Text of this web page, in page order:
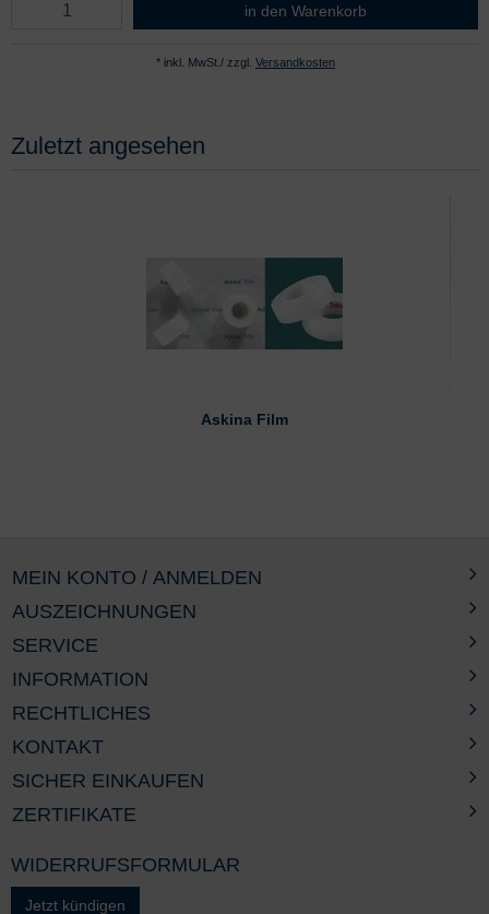
Askina Film 9,1m x 2,5cm
in den Warenkorb
* inkl. MwSt./ zzgl. Versandkosten
Zuletzt angesehen
Askina Film
AUSZEICHNUNGEN
SERVICE
INFORMATION
RECHTLICHES
MEIN KONTO / ANMELDEN
KONTAKT
SICHER EINKAUFEN
ZERTIFIKATE
WIDERRUFSFORMULAR
Jetzt kündigen